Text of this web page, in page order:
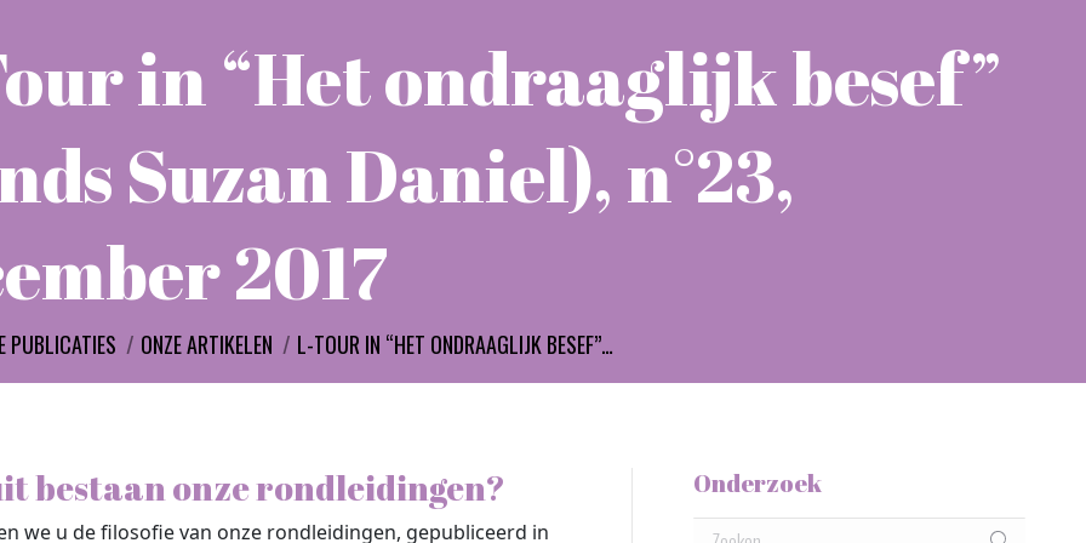
in “Het ondraaglijk besef”
Suzan Daniel), n°23,
2017
PUBLICATIES ONZE ARTIKELEN L-TOUR IN “HET ONDRAAGLIJK BESEF”…
bestaan onze rondleidingen?
we u de filosofie van onze rondleidingen, gepubliceerd in
Onderzoek
Zoeken: